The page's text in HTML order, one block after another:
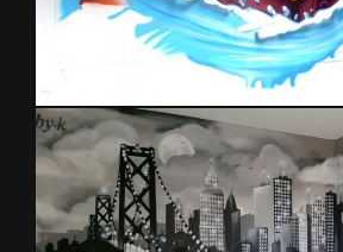
Chambre Winnie l’ourson